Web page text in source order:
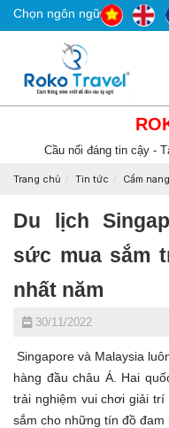
Chọn ngôn ngữ
Cầu nối đáng tin cậy -
Trang chủ Tin tức Cẩm
Du lịch
sức mua sắm
nhất năm
30/11/2022
Singapore và Malaysia
hàng đầu châu Á. Hai
trải nghiệm vui chơi giải
sắm cho những tín đồ đam